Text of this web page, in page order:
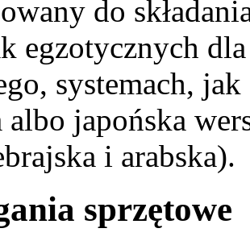
do
egzotycznych
systemach,
albo japońska
i arabska).
sprzętowe